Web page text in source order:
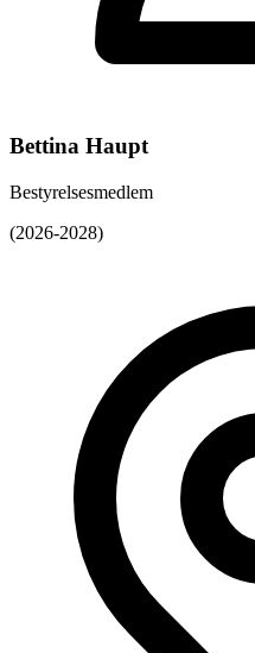
Bettina Haupt
Bestyrelsesmedlem
(2026-2028)